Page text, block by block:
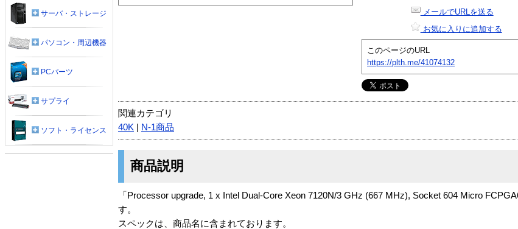
メールでURLを送る
お気に入りに追加する
このページのURL
https://plth.me/41074132
関連カテゴリ
40K
N-1商品
商品説明
「Processor upgrade, 1 x Intel Dual-Core Xeon 7120N/3 GHz (667 MHz), Socket 604 Micro
す。
スペックは、商品名に含まれております。
サーバ・ストレージ
パソコン・周辺機器
PCパーツ
サプライ
ソフト・ライセンス